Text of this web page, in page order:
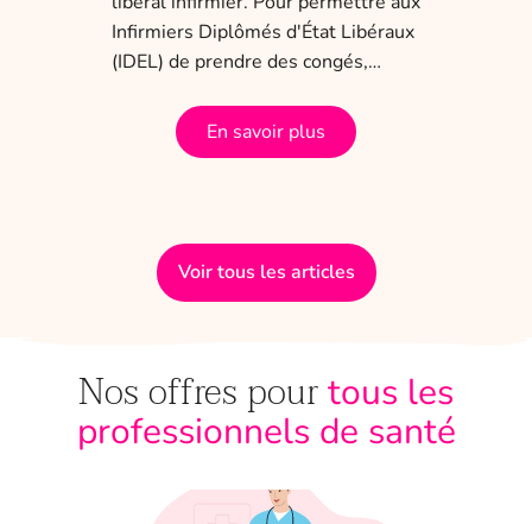
Infirmiers Diplômés d'État Libéraux
(IDEL) de prendre des congés,…
En savoir plus
Voir tous les articles
Nos offres pourtous les
professionnels de santé